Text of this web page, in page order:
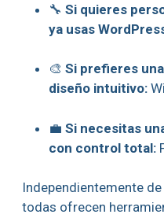
🔧 Si quieres
ya usas
🎨 Si prefieres
diseño intuitivo:
💼 Si necesitas
con control total:
Independientemente
todas ofrecen